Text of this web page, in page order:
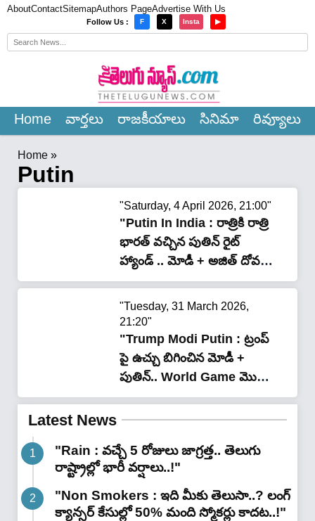
AboutContactSitemapAuthors PageAdvertise With Us
Follow Us : F X Insta ▶
Home వార్త‌లు రాజ‌కీయాలు సినిమా రివ్యూలు
Home »
Putin
"Saturday, 4 April 2026, 21:00"
"Putin In India : రాత్రికి రాత్రి
భారత్ వచ్చిన పుతిన్ రైట్
హ్యాండ్ .. మోడీ + అజిత్ దోవల్
+ జయశంకర్ తో అర్జంట్
మీటింగ్"
"Tuesday, 31 March 2026,
21:20"
"Trump Modi Putin : ట్రంప్
పై ఉచ్చు బిగించిన మోడీ +
పుతిన్.. World Game మొత్తం
రాత్రికి రాత్రి మారిపోయింది..!"
Latest News
"Rain : వచ్చే 5 రోజులు జాగ్రత్త.. తెలుగు
రాష్ట్రాల్లో భారీ వ‌ర్షాలు..!"
"Non Smokers : ఇది మీకు తెలుసా..? లంగ్
క్యాన్సర్ కేసుల్లో 50% మంది స్మోకర్లు కాదట..!"